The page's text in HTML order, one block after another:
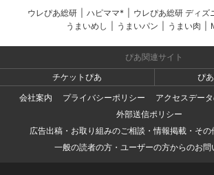
ウレぴあ総研 ハピママ* ウレぴあ総研 ディズ
うまいめし
うまいパン うまい肉
ぴあ関連サイト
チケットぴあ
ぴ
会社案内
プライバシーポリシー
アクセスデー
外部送信ポリシー
広告出稿・お取り組みのご相談・情報掲載・その
一般の読者の方・ユーザーの方からのお問